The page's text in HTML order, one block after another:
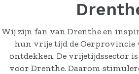
Wij zijn fan van Drenthe en
hun vrije tijd de Oerprovincie
ontdekken. De vrijetijdssector
voor Drenthe. Daarom